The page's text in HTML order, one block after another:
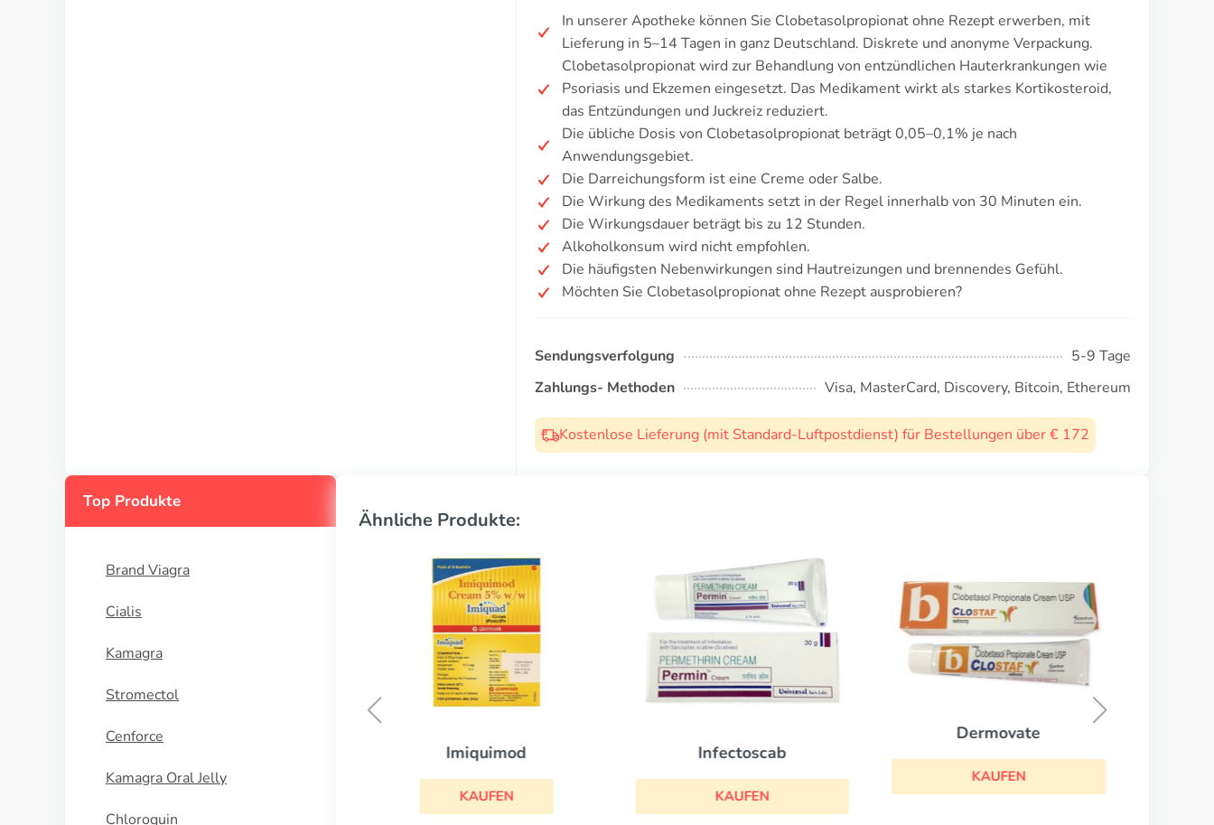
In unserer Apotheke können Sie Clobetasolpropionat ohne Rezept erwerben, mit
Lieferung in 5–14 Tagen in ganz Deutschland. Diskrete und anonyme Verpackung.
Clobetasolpropionat wird zur Behandlung von entzündlichen Hauterkrankungen wie
Psoriasis und Ekzemen eingesetzt. Das Medikament wirkt als starkes Kortikosteroid,
das Entzündungen und Juckreiz reduziert.
Die übliche Dosis von Clobetasolpropionat beträgt 0,05–0,1% je nach
Anwendungsgebiet.
Die Darreichungsform ist eine Creme oder Salbe.
Die Wirkung des Medikaments setzt in der Regel innerhalb von 30 Minuten ein.
Die Wirkungsdauer beträgt bis zu 12 Stunden.
Alkoholkonsum wird nicht empfohlen.
Die häufigsten Nebenwirkungen sind Hautreizungen und brennendes Gefühl.
Möchten Sie Clobetasolpropionat ohne Rezept ausprobieren?
Sendungsverfolgung
5-9 Tage
Zahlungs- Methoden
Visa, MasterCard, Discovery, Bitcoin, Ethereum
Kostenlose Lieferung (mit Standard-Luftpostdienst) für Bestellungen über € 172
Top Produkte
Brand Viagra
Cialis
Kamagra
Stromectol
Cenforce
Kamagra Oral Jelly
Chloroquin
Ähnliche Produkte:
Imiquimod
KAUFEN
Infectoscab
KAUFEN
Dermovate
KAUFEN